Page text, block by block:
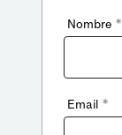
Nombre *
Email *